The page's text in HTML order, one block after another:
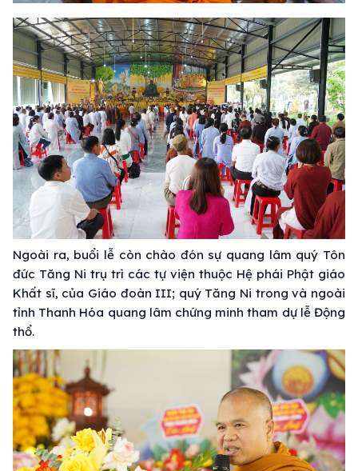
Ngoài ra, buổi lễ còn chào đón sự quang lâm quý Tôn
đức Tăng Ni trụ trì các tự viện thuộc Hệ phái Phật giáo
Khất sĩ, của Giáo đoàn III; quý Tăng Ni trong và ngoài
tỉnh Thanh Hóa quang lâm chứng minh tham dự lễ Động
thổ.